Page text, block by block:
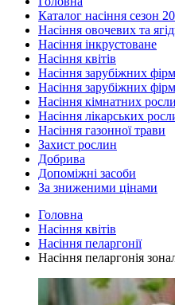
Каталог насіння сезон
Насіння овочевих та
Насіння інкрустоване
Насіння квітів
Насіння зарубіжних
Насіння зарубіжних
Насіння кімнатних
Насіння лікарських
Насіння газонної трави
Захист рослин
Добрива
Допоміжні засоби
За зниженими цінами
Головна
Насіння квітів
Насіння пеларгонії
Насіння пеларгонія